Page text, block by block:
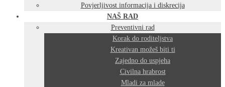
Povjerljivost informacija i diskrecija
NAŠ RAD
Preventivni rad
Korak do roditeljstva
Kreativan možeš biti ti
Zajedno do uspjeha
Civilna hrabrost
Mladi za mlade